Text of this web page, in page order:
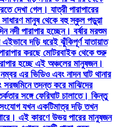
দেখা গেল। যাত্রী পারাপারের
মানুষ থেকে বহু স্কুল পড়ুয়া
নদী পারাপার হচ্ছেন। বর্ষার মরশুম
দড়ি ধরেই ঝুঁকিপূর্ণ যাতায়াত
করছে মোটরবাইক থেকে শুরু
হচ্ছে এই অঞ্চলের মানুষজন।
এর ভিডিও এবং নাদন ঘাট থানার
তদন্ত করে মাঝিদের
সঙ্গে ফেরিঘাট চালাতে। কিন্তু
সংযোগ যখন একটিমাত্র দড়ি তখন
এই কারণে উভয় পারের মানুষজন